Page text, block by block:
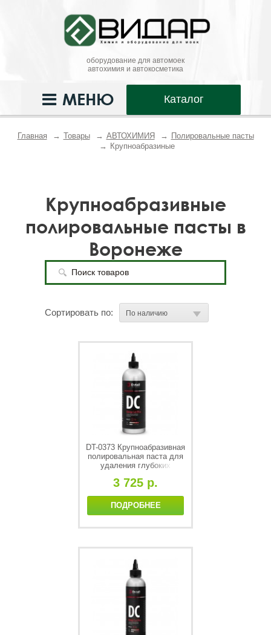
оборудование для автомоек
автохимия и автокосметика
Каталог
МЕНЮ
Главная Товары АВТОХИМИЯ
Полировальные пасты
Крупноабразиные
Крупноабразивные
полировальные пасты в
Воронеже
Сортировать по:
DT-0373 Крупноабразивная
полировальная паста для
удаления глубоких
1000 мл
3 725 р.
ПОДРОБНЕЕ